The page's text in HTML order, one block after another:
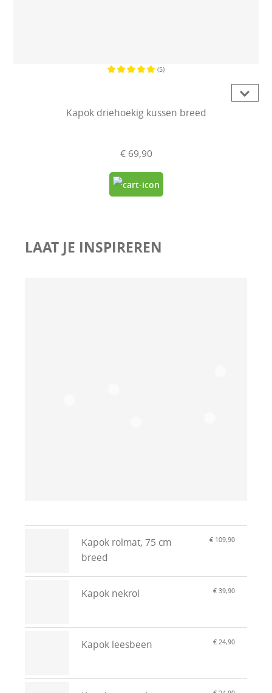
(5)
Kapok driehoekig kussen breed
€ 69,90
LAAT JE INSPIREREN
Kapok rolmat, 75 cm
breed
€ 109,90
Kapok nekrol € 39,90
Kapok leesbeen € 24,90